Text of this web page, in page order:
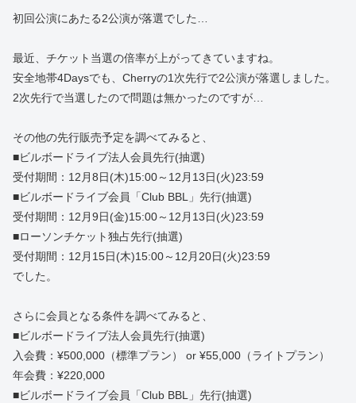
初回公演にあたる2公演が落選でした…
最近、チケット当選の倍率が上がってきていますね。
安全地帯4Daysでも、Cherryの1次先行で2公演が落選しました。
2次先行で当選したので問題は無かったのですが…
その他の先行販売予定を調べてみると、
■ビルボードライブ法人会員先行(抽選)
受付期間：12月8日(木)15:00～12月13日(火)23:59
■ビルボードライブ会員「Club BBL」先行(抽選)
受付期間：12月9日(金)15:00～12月13日(火)23:59
■ローソンチケット独占先行(抽選)
受付期間：12月15日(木)15:00～12月20日(火)23:59
でした。
さらに会員となる条件を調べてみると、
■ビルボードライブ法人会員先行(抽選)
入会費：¥500,000（標準プラン） or ¥55,000（ライトプラン）
年会費：¥220,000
■ビルボードライブ会員「Club BBL」先行(抽選)